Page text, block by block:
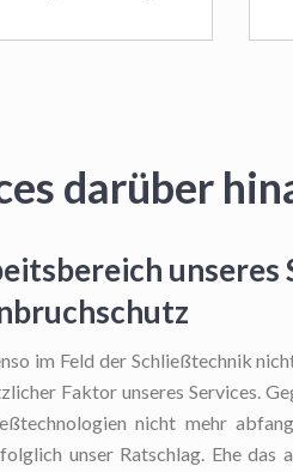
darüber
unseres
im Feld der Schließtechnik
Faktor unseres Services.
nicht mehr
unser Ratschlag. Ehe das